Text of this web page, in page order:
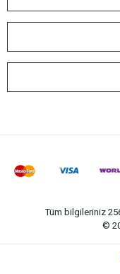
Tüm bilgileriniz
©